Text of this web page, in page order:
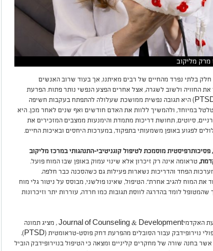
מרק מליקוב
חלק בלתי נפרד מהחיים של רבים מאיתנו, אך בעוד שרוב האנשים
החוויה ולשוב לשגרה, אצל אחרים הפצע הנפשי נותר פתוח. הפרעת
דחק פוסט־טראומטית (PTSD) היא תגובה נפשית ממושכת שעלולה להתפתח בעקבות חשיפה
במיוחד, ולהמשיך ללוות את האדם חודשים ואף שנים לאחר מכן. היא
סיוטים, תחושת דריכות מתמדת והימנעות ממצבים המזכירים את
לפגוע באופן משמעותי בתפקוד, במערכות היחסים ובאיכות החיים.
מוסמכת לטיפול קוגניטיבי-התנהגותי במרכז מליקוב
טראומה אינה רק זיכרון אלא שינוי עמוק באופן שבו המוח פועל.
הפחד והדריכות נשארות פעילות גם כשהסכנה כבר חלפה.
את המוח להגיב אחרת". הטיפול, שאינו פולשני, מבוסס על ניטור גלי מוח
לומד בהדרגה לווסת תגובות כמו חרדה, עוררות יתר וזיכרונות
מחקר שפורסם בכתב העת האקדמיJournal of Counseling & Development , מציג תמונה
מעודדת לגבי יעילות טיפולי נוירופידבק עבור הסובלים מהפרעת דחק פוסט-טראומטית (PTSD).
בחנה שורה של מחקרים קליניים ומצאה כי הטיפול בנוירופידבק הוביל